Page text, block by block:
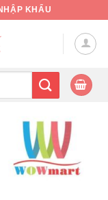
KHẨU